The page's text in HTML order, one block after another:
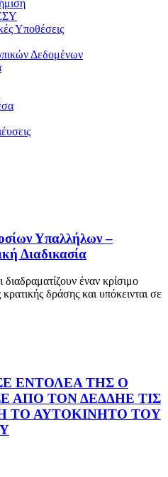
Υποθέσεις
Δεδομένων
Υπαλλήλων –
Διαδικασία
έναν κρίσιμο
δράσης και υπόκεινται σε
ΕΝΤΟΛΕΑ ΤΗΣ Ο
ΑΠΟ ΤΟΝ ΔΕΔΔΗΕ ΤΙΣ
ΤΟ ΑΥΤΟΚΙΝΗΤΟ ΤΟΥ